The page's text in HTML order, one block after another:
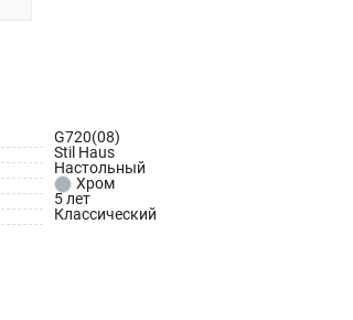
G720(08)
Stil Haus
Настольный
Хром
5 лет
Классический